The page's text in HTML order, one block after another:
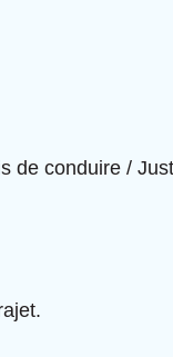
de conduire /